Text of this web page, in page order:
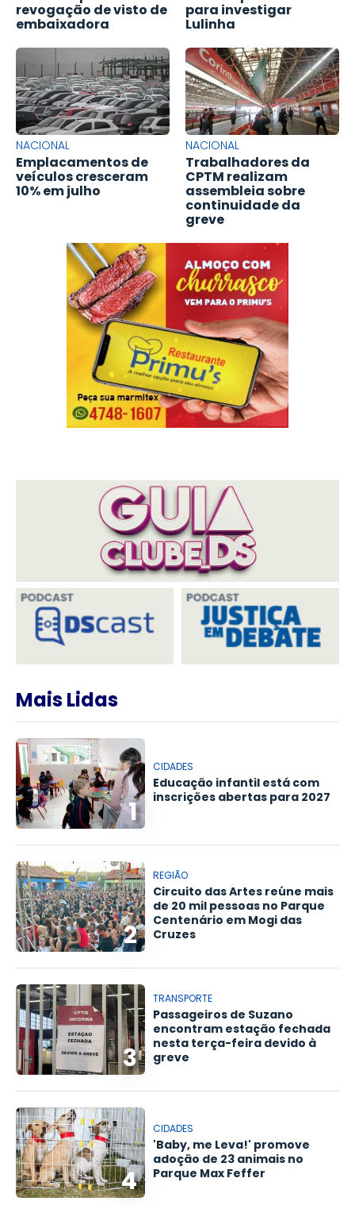
revogação de visto de
embaixadora
para investigar
Lulinha
NACIONAL
Emplacamentos de
veículos cresceram
10% em julho
NACIONAL
Trabalhadores da
CPTM realizam
assembleia sobre
continuidade da
greve
Mais Lidas
1
CIDADES
Educação infantil está com
inscrições abertas para 2027
2
REGIÃO
Circuito das Artes reúne mais
de 20 mil pessoas no Parque
Centenário em Mogi das
Cruzes
3
TRANSPORTE
Passageiros de Suzano
encontram estação fechada
nesta terça-feira devido à
greve
4
CIDADES
'Baby, me Leva!' promove
adoção de 23 animais no
Parque Max Feffer